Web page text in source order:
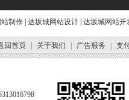
制作 达坂城网站设计 达坂城网站开
回首页 关于我们 广告服务 支